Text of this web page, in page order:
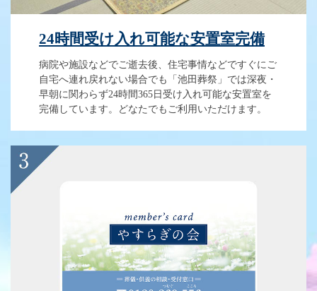
24時間受け入れ可能な安置室完備
病院や施設などでご逝去後、住宅事情などですぐにご
自宅へ連れ戻れない場合でも「池田葬祭」では深夜・
早朝に関わらず24時間365日受け入れ可能な安置室を
完備しています。どなたでもご利用いただけます。